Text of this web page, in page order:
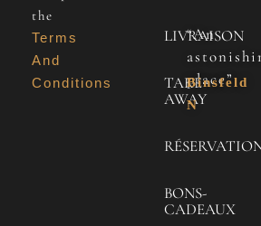
the
Terms
And
Conditions
LIVRAISON
TAKE
AWAY
BONS-
CADEAUX
“An
place”
Binsfeld
N